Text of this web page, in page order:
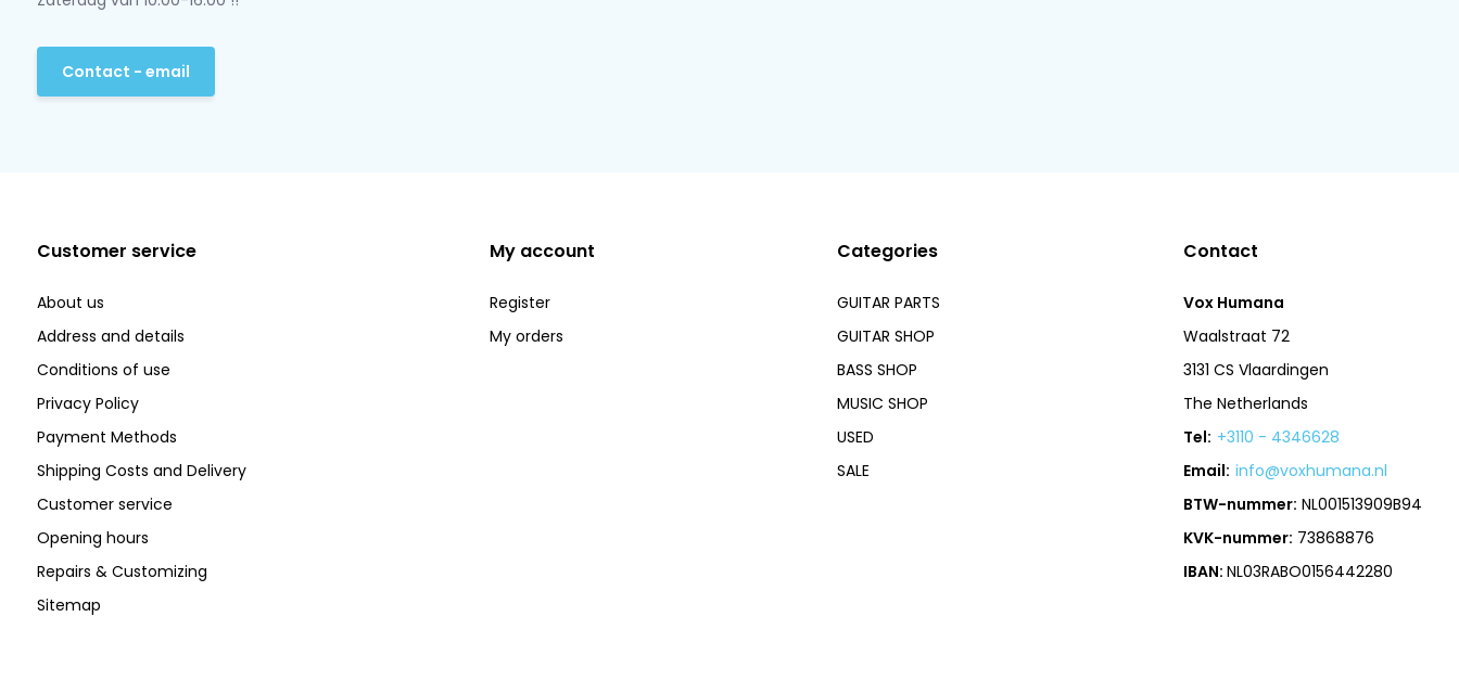
Contact - email
Customer service
About us
Address and details
Conditions of use
Privacy Policy
Payment Methods
Shipping Costs and Delivery
Customer service
Opening hours
Repairs & Customizing
Sitemap
My account
Register
My orders
Categories
GUITAR PARTS
GUITAR SHOP
BASS SHOP
MUSIC SHOP
USED
SALE
Contact
Vox Humana
Waalstraat 72
3131 CS Vlaardingen
The Netherlands
Tel: +3110 - 4346628
Email: info@voxhumana.nl
BTW-nummer: NL001513909B94
KVK-nummer: 73868876
IBAN:NL03RABO0156442280